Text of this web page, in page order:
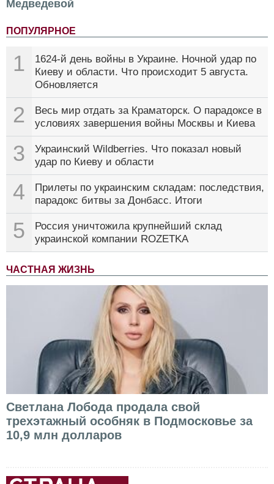
Медведевой
ПОПУЛЯРНОЕ
1
1624-й день войны в Украине. Ночной удар по
Киеву и области. Что происходит 5 августа.
Обновляется
2
Весь мир отдать за Краматорск. О парадоксе в
условиях завершения войны Москвы и Киева
3
Украинский Wildberries. Что показал новый
удар по Киеву и области
4
Прилеты по украинским складам: последствия,
парадокс битвы за Донбасс. Итоги
5
Россия уничтожила крупнейший склад
украинской компании ROZETKA
ЧАСТНАЯ ЖИЗНЬ
Светлана Лобода продала свой
трехэтажный особняк в Подмосковье за
10,9 млн долларов